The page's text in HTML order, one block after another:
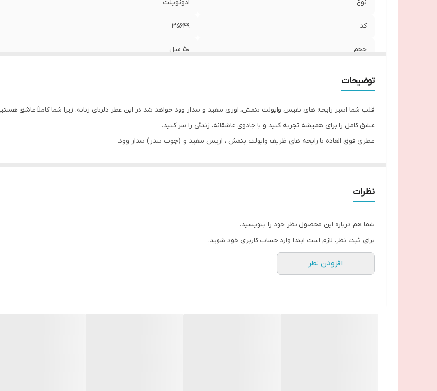
نوع ادوتویلت
کد ۳۵۶۴۹
حجم ۵۰ میل
توضیحات
قلب شما اسیر رایحه های نفیس وایولت بنفش، اوری سفید و سدار وود خواهد شد در این عطر دلربای زنانه. زیرا شما کاملاً عاشق
عشق کامل را برای همیشه تجربه کنید و با جادوی عاشقانه، زندگی را سر کنید.
عطری فوق العاده با رایحه های ظریف وایولت بنفش ، اریس سفید و (چوب سدر) سدار وود.
دارای رایحه‌ای گلی، میوه‌ای ، چوبی وایولت سفید ، اریس سفید ، چوب سدر
نظرات
شما هم درباره این محصول نظر خود را بنویسید.
برای ثبت نظر، لازم است ابتدا وارد حساب کاربری خود شوید.
افزودن نظر